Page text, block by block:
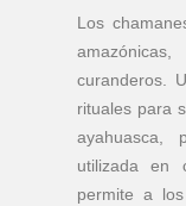
Los
curanderos.
rituales para
ayahuasca,
utilizada en
permite a